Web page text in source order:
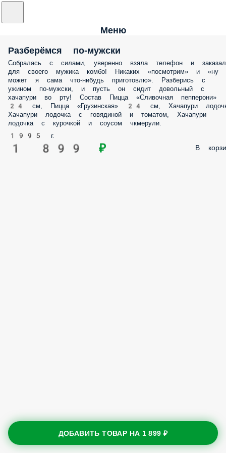
Меню
Разберёмся по-мужски
Собралась с силами, уверенно взяла телефон и
для своего мужика комбо! Никаких «посмотрим» и «ну
может я сама что-нибудь приготовлю». Разберись с
ужином по-мужски, и пусть он сидит довольный с
хачапури во рту! Состав Пицца «Сливочная пепперони»
24 см, Пицца «Грузинскaя» 24 см, Хачапури
Хачапури лодочка с говядиной и томатом, Хачапури
лодочка с курочкой и соусом чкмерули.
1995 г.
1 899 ₽ В
ДОБАВИТЬ ТОВАР НА 1 899 ₽